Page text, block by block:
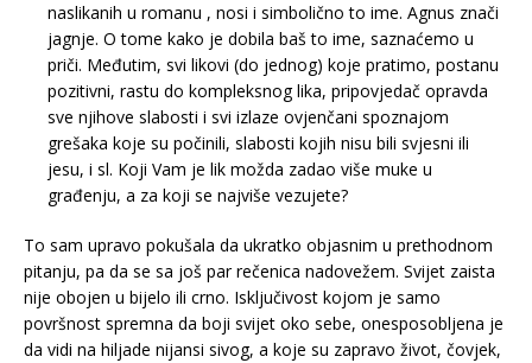
naslikanih u romanu , nosi i simbolično to ime. Agnus znači
jagnje. O tome kako je dobila baš to ime, saznaćemo u
priči. Međutim, svi likovi (do jednog) koje pratimo, postanu
pozitivni, rastu do kompleksnog lika, pripovjedač opravda
sve njihove slabosti i svi izlaze ovjenčani spoznajom
grešaka koje su počinili, slabosti kojih nisu bili svjesni ili
jesu, i sl. Koji Vam je lik možda zadao više muke u
građenju, a za koji se najviše vezujete?
To sam upravo pokušala da ukratko objasnim u prethodnom
pitanju, pa da se sa još par rečenica nadovežem. Svijet zaista
nije obojen u bijelo ili crno. Isključivost kojom je samo
površnost spremna da boji svijet oko sebe, onesposobljena je
da vidi na hiljade nijansi sivog, a koje su zapravo život, čovjek,